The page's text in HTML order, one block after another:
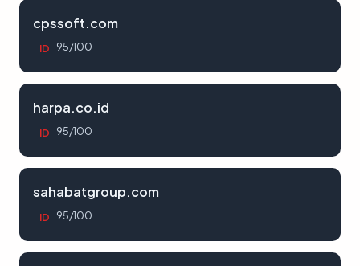
cpssoft.com
ID 95/100
harpa.co.id
ID 95/100
sahabatgroup.com
ID 95/100